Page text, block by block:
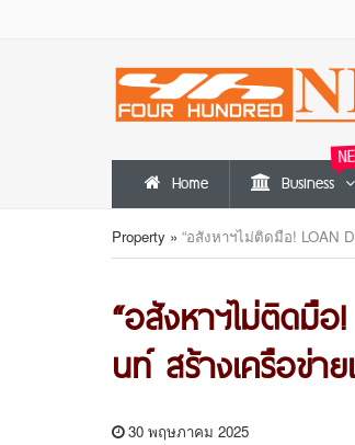
Home Business
Property » “อสังหาฯไม่ติดมือ! LOAN
“อสังหาฯไม่ติดมื
นท์ สร้างเครือข่า
30 พฤษภาคม 2025